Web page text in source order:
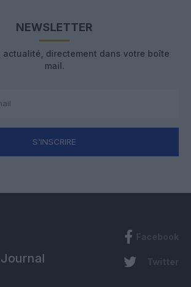
NEWSLETTER
actualité, directement dans votre boîte
mail.
S'INSCRIRE